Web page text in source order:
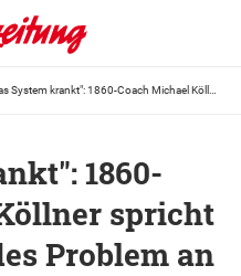
1860-
spricht
Problem an